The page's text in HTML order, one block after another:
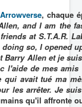
Arrowverse, chaque
and I am the
at S.T.A.R.
so, I opened
Allen et je
de mes
avait tué ma
les arrêter. Je
qu'il affronte